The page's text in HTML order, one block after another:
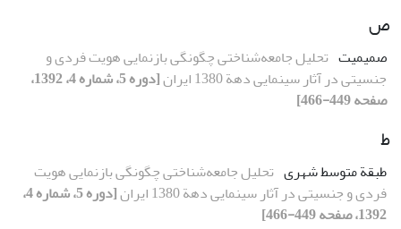
ص
صمیمیت تحلیل جامعه‌شناختی چگونگی بازنمایی هویت فردی و
جنسیتی در آثار سینمایی دهة 1380 ایران
[دوره 5، شماره 4، 1392،
صفحه 449-466]
ط
طبقة متوسط شهری تحلیل جامعه‌شناختی چگونگی بازنمایی هویت
فردی و جنسیتی در آثار سینمایی دهة 1380 ایران
[دوره 5، شماره 4،
1392، صفحه 449-466]